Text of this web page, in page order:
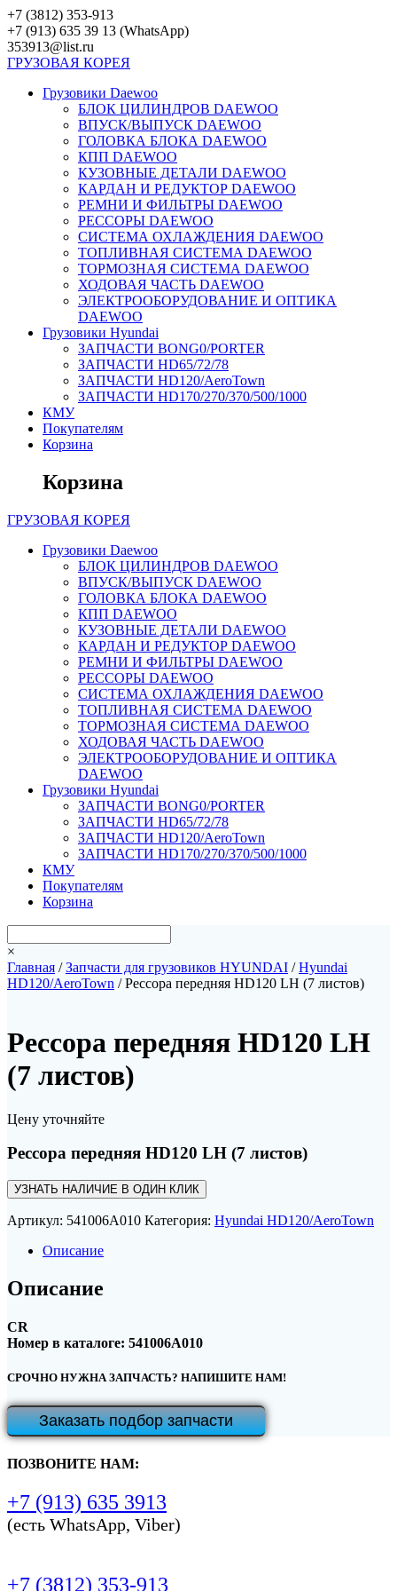
Перейти
к
контенту
+7 (3812) 353-913
+7 (913) 635 39 13 (WhatsApp)
353913@list.ru
ГРУЗОВАЯ КОРЕЯ
Грузовики Daewoo
БЛОК ЦИЛИНДРОВ DAEWOO
ВПУСК/ВЫПУСК DAEWOO
ГОЛОВКА БЛОКА DAEWOO
КПП DAEWOO
КУЗОВНЫЕ ДЕТАЛИ DAEWOO
КАРДАН И РЕДУКТОР DAEWOO
РЕМНИ И ФИЛЬТРЫ DAEWOO
РЕССОРЫ DAEWOO
СИСТЕМА ОХЛАЖДЕНИЯ DAEWOO
ТОПЛИВНАЯ СИСТЕМА DAEWOO
ТОРМОЗНАЯ СИСТЕМА DAEWOO
ХОДОВАЯ ЧАСТЬ DAEWOO
ЭЛЕКТРООБОРУДОВАНИЕ И ОПТИКА
DAEWOO
Грузовики Hyundai
ЗАПЧАСТИ BONG0/PORTER
ЗАПЧАСТИ HD65/72/78
ЗАПЧАСТИ HD120/AeroTown
ЗАПЧАСТИ HD170/270/370/500/1000
КМУ
Покупателям
Корзина
Корзина
ГРУЗОВАЯ КОРЕЯ
Грузовики Daewoo
БЛОК ЦИЛИНДРОВ DAEWOO
ВПУСК/ВЫПУСК DAEWOO
ГОЛОВКА БЛОКА DAEWOO
КПП DAEWOO
КУЗОВНЫЕ ДЕТАЛИ DAEWOO
КАРДАН И РЕДУКТОР DAEWOO
РЕМНИ И ФИЛЬТРЫ DAEWOO
РЕССОРЫ DAEWOO
СИСТЕМА ОХЛАЖДЕНИЯ DAEWOO
ТОПЛИВНАЯ СИСТЕМА DAEWOO
ТОРМОЗНАЯ СИСТЕМА DAEWOO
ХОДОВАЯ ЧАСТЬ DAEWOO
ЭЛЕКТРООБОРУДОВАНИЕ И ОПТИКА
DAEWOO
Грузовики Hyundai
ЗАПЧАСТИ BONG0/PORTER
ЗАПЧАСТИ HD65/72/78
ЗАПЧАСТИ HD120/AeroTown
ЗАПЧАСТИ HD170/270/370/500/1000
КМУ
Покупателям
Корзина
×
Главная /Запчасти для грузовиков HYUNDAI /Hyundai
HD120/AeroTown / Рессора передняя HD120 LH (7 листов)
Рессора передняя HD120 LH
(7 листов)
Цену уточняйте
Рессора передняя HD120 LH (7 листов)
УЗНАТЬ НАЛИЧИЕ В ОДИН КЛИК
Артикул: 541006A010 Категория: Hyundai HD120/AeroTown
Описание
Описание
CR
Номер в каталоге: 541006A010
СРОЧНО НУЖНА ЗАПЧАСТЬ? НАПИШИТЕ НАМ!
Заказать подбор запчасти
ПОЗВОНИТЕ НАМ:
+7 (913) 635 3913
(есть WhatsApp, Viber)
+7 (3812) 353-913